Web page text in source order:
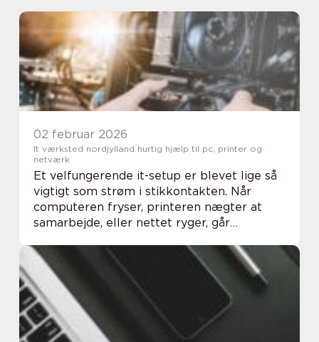
02 februar 2026
It værksted nordjylland hurtig hjælp til pc, printer og
netværk
Et velfungerende it-setup er blevet lige så
vigtigt som strøm i stikkontakten. Når
computeren fryser, printeren nægter at
samarbejde, eller nettet ryger, går
lokalt It værksted Nordjylland en central
rolle f...